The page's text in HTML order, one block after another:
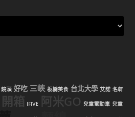
鏡頭 好吃 三峽 板橋美食 台北大學 艾諾 名軒
開箱 IFIVE 阿米GO 兒童電動車 兒童